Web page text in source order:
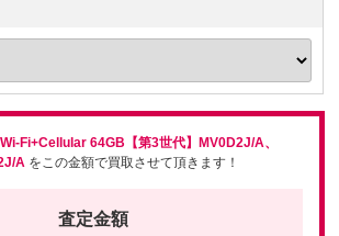
Fi+Cellular 64GB【第3世代】MV0D2J/A、
A をこの金額で買取させて頂きます！
査定金額